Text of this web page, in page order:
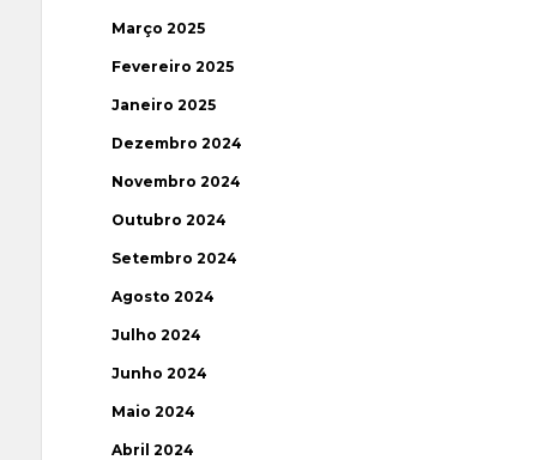
Março 2025
Fevereiro 2025
Janeiro 2025
Dezembro 2024
Novembro 2024
Outubro 2024
Setembro 2024
Agosto 2024
Julho 2024
Junho 2024
Maio 2024
Abril 2024